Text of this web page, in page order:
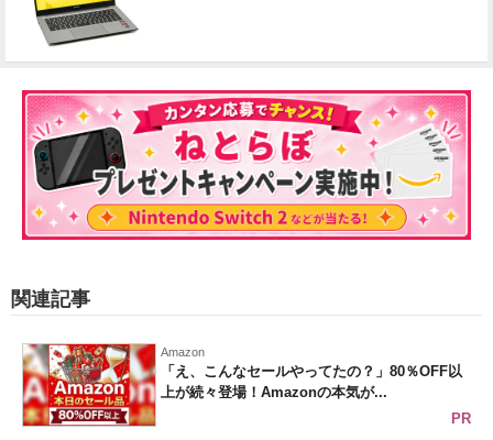
関連記事
Amazon
「え、こんなセールやってたの？」80％OFF以
上が続々登場！Amazonの本気が...
PR